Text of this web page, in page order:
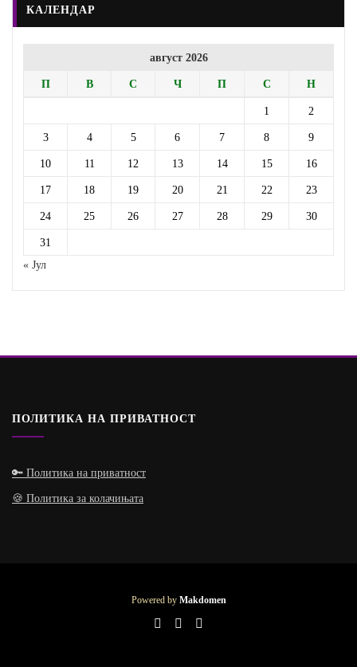
КАЛЕНДАР
август 2026
П В С Ч П С Н
1 2
3 4 5 6 7 8 9
10 11 12 13 14 15 16
17 18 19 20 21 22 23
24 25 26 27 28 29 30
31
« Јул
ПОЛИТИКА НА ПРИВАТНОСТ
🔑 Политика на приватност
🍪 Политика за колачињата
Powered by Makdomen